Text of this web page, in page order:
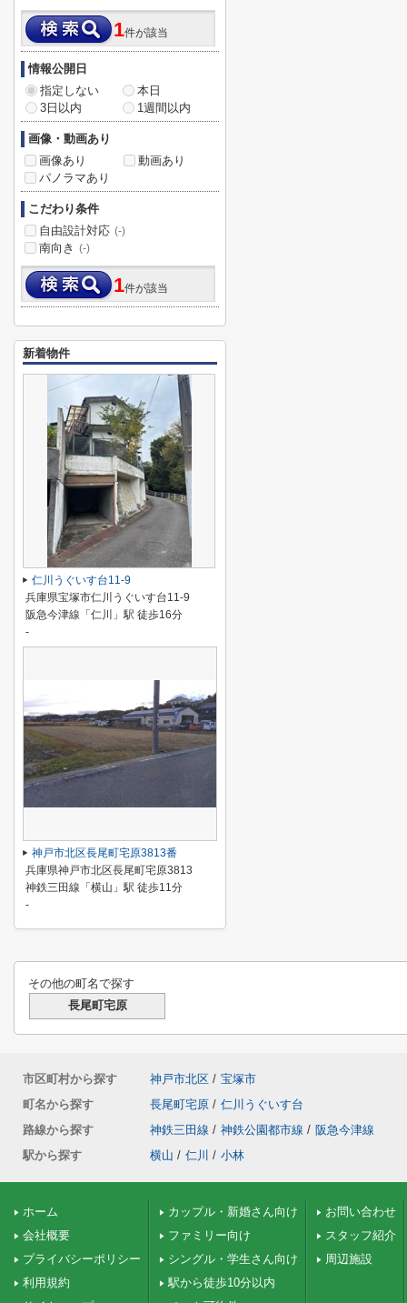
1件が該当
情報公開日
指定しない
本日
3日以内
1週間以内
画像・動画あり
画像あり
動画あり
パノラマあり
こだわり条件
自由設計対応 (-)
南向き (-)
1件が該当
新着物件
仁川うぐいす台11-9
兵庫県宝塚市仁川うぐいす台11-9
阪急今津線「仁川」駅 徒歩16分
-
神戸市北区長尾町宅原3813番
兵庫県神戸市北区長尾町宅原3813
神鉄三田線「横山」駅 徒歩11分
-
その他の町名で探す
長尾町宅原
市区町村から探す 神戸市北区 / 宝塚市
町名から探す
長尾町宅原 / 仁川うぐいす台
路線から探す
神鉄三田線 / 神鉄公園都市線 / 阪急今津線
駅から探す
横山 / 仁川 / 小林
ホーム
会社概要
プライバシーポリシー
利用規約
カップル・新婚さん向け
ファミリー向け
シングル・学生さん向け
駅から徒歩10分以内
お問い合わせ
スタッフ紹介
周辺施設